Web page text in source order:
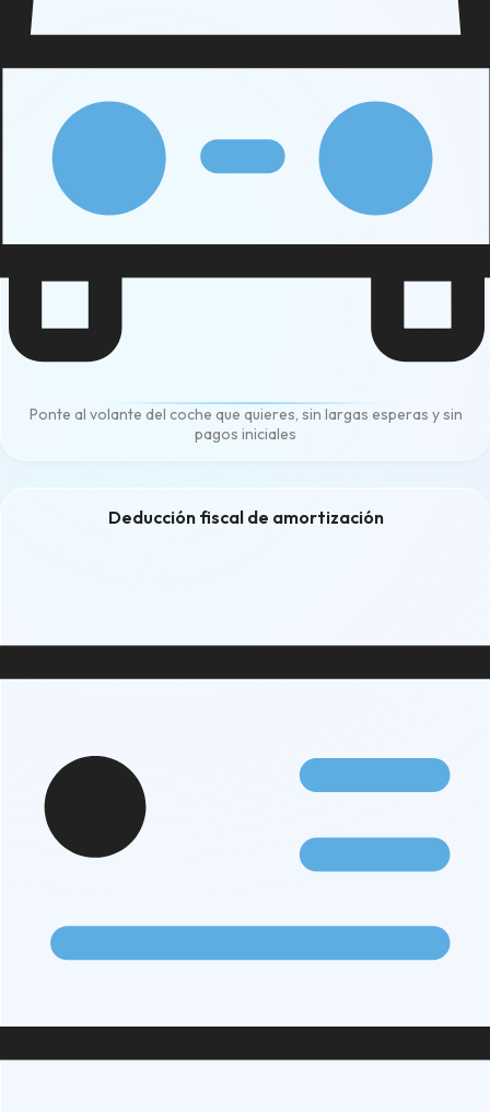
Ponte al volante del coche que quieres, sin largas esperas y sin
pagos iniciales
Deducción fiscal de amortización